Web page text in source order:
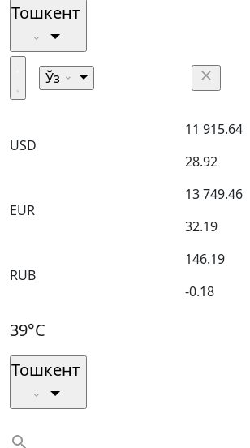
Тошкент
Ўз
USD
11 915.64
28.92
EUR
13 749.46
32.19
RUB
146.19
-0.18
39°C
Тошкент